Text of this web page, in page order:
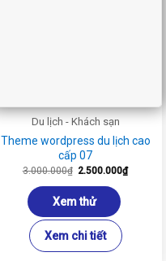
Du lịch - Khách sạn
Theme wordpress du lịch cao
cấp 07
3.000.000₫ Giá
là:
3.000.000₫.
2.500.000₫Giá
hiện
Xem thử
Xem chi tiết